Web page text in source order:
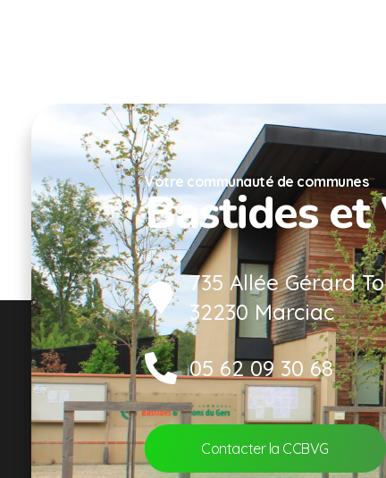
Votre communauté de communes
Bastides et
735 Allée Gérard
32230 Marciac
05 62 09 30 68
Contacter la CCBVG